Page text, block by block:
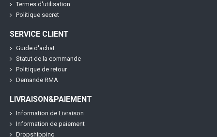
Termes d'utilisation
Politique secret
SERVICE CLIENT
Guide d'achat
Statut de la commande
Politique de retour
Demande RMA
LIVRAISON&PAIEMENT
Information de Livraison
Information de paiement
Dropshipping